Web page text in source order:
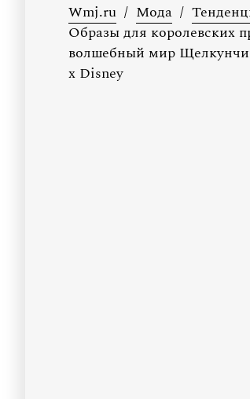
Wmj.ru / Мода /
Образы для королевских
волшебный мир
x Disney